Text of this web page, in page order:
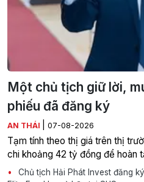
Một chủ tịch giữ lời,
phiếu đã đăng ký
AN THÁI 07-08-2026
Tạm tính theo thị giá trên thị
chi khoảng 42 tỷ đồng để hoàn
Chủ tịch Hải Phát Invest đăng